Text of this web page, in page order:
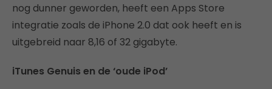
nog dunner geworden, heeft een Apps Store
integratie zoals de iPhone 2.0 dat ook heeft en is
uitgebreid naar 8,16 of 32 gigabyte.
iTunes Genuis en de ‘oude iPod’